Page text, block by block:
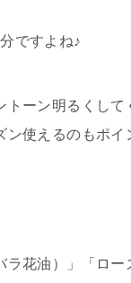
ですよね♪
ーン明るくして
使えるのもポイ
花油）」「ロー